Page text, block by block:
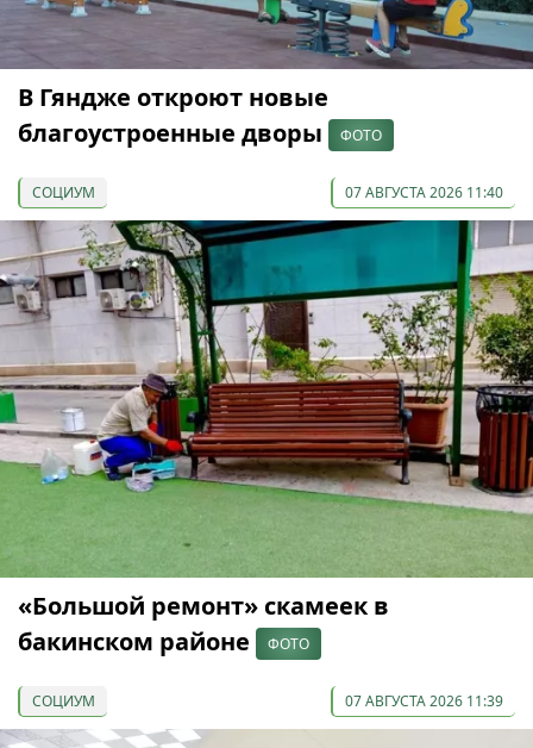
В Гяндже откроют новые
благоустроенные дворы
ФОТО
СОЦИУМ 07 АВГУСТА 2026 11:40
«Большой ремонт» скамеек в
бакинском районе
ФОТО
СОЦИУМ 07 АВГУСТА 2026 11:39